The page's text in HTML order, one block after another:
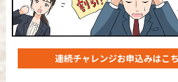
連続チャレンジお申込みはこ